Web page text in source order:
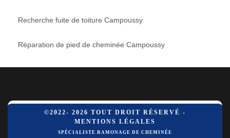
Recherche fuite de toiture Campoussy
Réparation de pied de cheminée Campoussy
©2022- 2026 TOUT DROIT RÉSERVÉ -
MENTIONS LÉGALES
SPÉCIALISTE RAMONAGE DE CHEMINÉE